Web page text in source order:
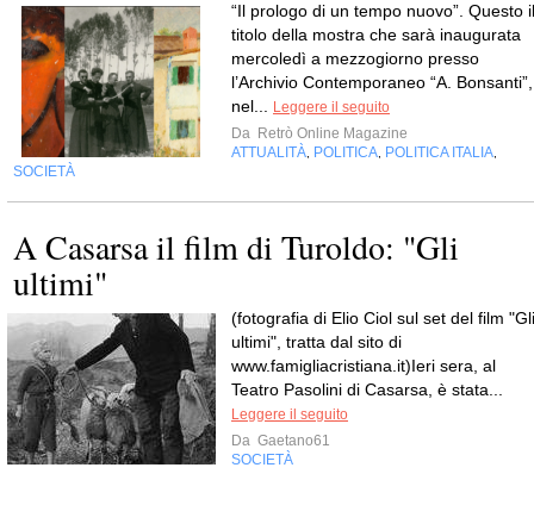
“Il prologo di un tempo nuovo”. Questo il
titolo della mostra che sarà inaugurata
mercoledì a mezzogiorno presso
l’Archivio Contemporaneo “A. Bonsanti”,
nel...
Leggere il seguito
Da Retrò Online Magazine
ATTUALITÀ POLITICA POLITICA ITALIA
SOCIETÀ
A Casarsa il film di Turoldo: "Gli
ultimi"
(fotografia di Elio Ciol sul set del film "Gli
ultimi", tratta dal sito di
www.famigliacristiana.it)Ieri sera, al
Teatro Pasolini di Casarsa, è stata...
Leggere il seguito
Da Gaetano61
SOCIETÀ